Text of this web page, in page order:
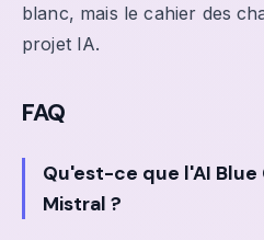
blanc, mais le cahier des
projet IA.
FAQ
Qu'est-ce que l'AI
Mistral ?